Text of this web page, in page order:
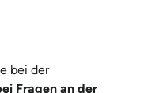
bei der
Fragen an der